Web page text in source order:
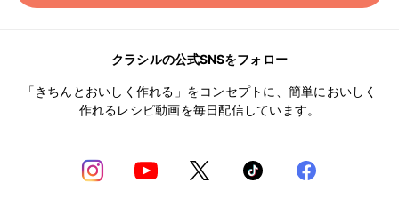
クラシルの公式SNSをフォロー
「きちんとおいしく作れる」をコンセプトに、簡単においしく
作れるレシピ動画を毎日配信しています。